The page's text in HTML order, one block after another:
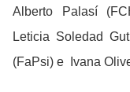
Alberto Palasí
Leticia Soledad
(FaPsi) e Ivana